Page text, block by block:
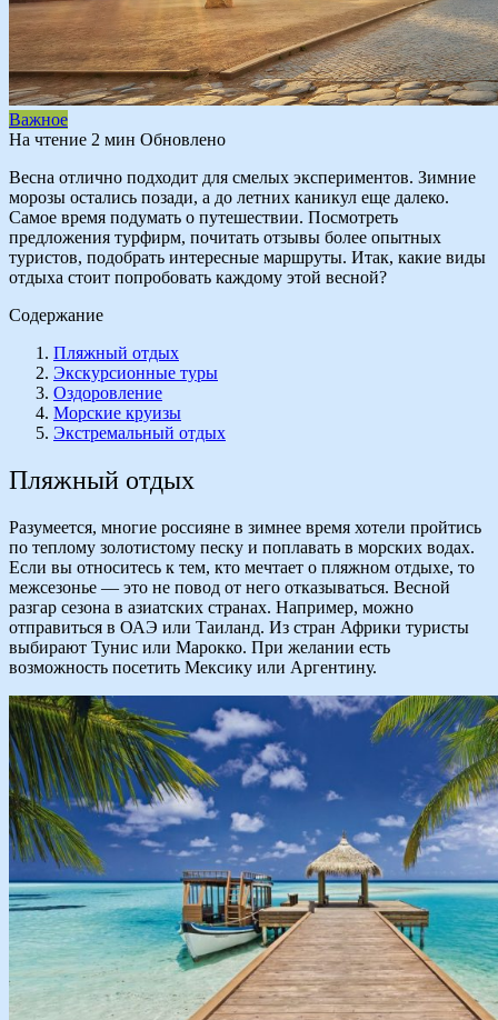
Важное
На чтение 2 мин Обновлено
Весна отлично подходит для смелых экспериментов. Зимние
морозы остались позади, а до летних каникул еще далеко.
Самое время подумать о путешествии. Посмотреть
предложения турфирм, почитать отзывы более опытных
туристов, подобрать интересные маршруты. Итак, какие виды
отдыха стоит попробовать каждому этой весной?
Содержание
Пляжный отдых
Экскурсионные туры
Оздоровление
Морские круизы
Экстремальный отдых
Пляжный отдых
Разумеется, многие россияне в зимнее время хотели пройтись
по теплому золотистому песку и поплавать в морских водах.
Если вы относитесь к тем, кто мечтает о пляжном отдыхе, то
межсезонье — это не повод от него отказываться. Весной
разгар сезона в азиатских странах. Например, можно
отправиться в ОАЭ или Таиланд. Из стран Африки туристы
выбирают Тунис или Марокко. При желании есть
возможность посетить Мексику или Аргентину.